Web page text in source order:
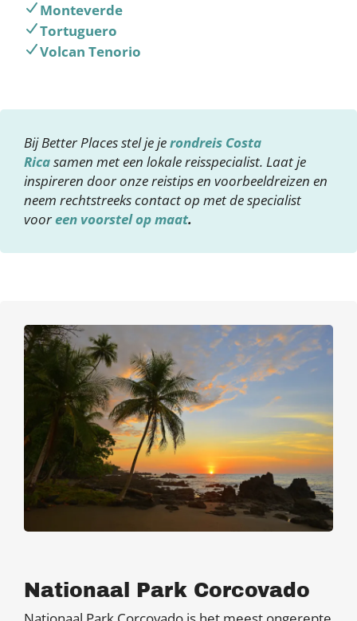
Monteverde
Tortuguero
Volcan Tenorio
Bij Better Places stel je jerondreis Costa
Ricasamen met een lokale reisspecialist. Laat je
inspireren door onze reistips en voorbeeldreizen en
neem rechtstreeks contact op met de specialist
vooreen voorstel op maat.
Nationaal Park Corcovado